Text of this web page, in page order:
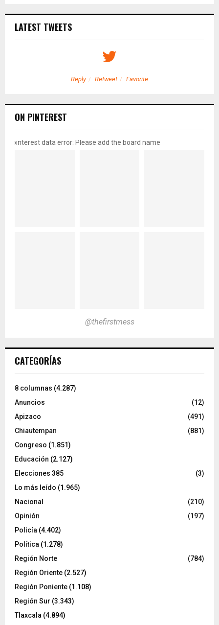
LATEST TWEETS
Reply Retweet Favorite
ON PINTEREST
pinterest data error: Please add the board name
@thefirstmess
CATEGORÍAS
8 columnas (4.287)
Anuncios
(12)
Apizaco
(491)
Chiautempan
(881)
Congreso (1.851)
Educación (2.127)
Elecciones 385
(3)
Lo más leído (1.965)
Nacional
(210)
Opinión
(197)
Policía (4.402)
Política (1.278)
Región Norte
(784)
Región Oriente (2.527)
Región Poniente (1.108)
Región Sur (3.343)
Tlaxcala (4.894)